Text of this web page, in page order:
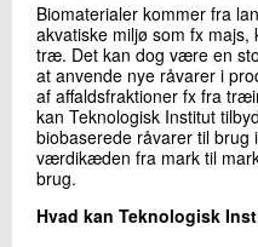
Biomaterialer kommer fra
akvatiske miljø som fx
træ. Det kan dog være en
at anvende nye råvarer i
af affaldsfraktioner fx fra
kan Teknologisk Institut
biobaserede råvarer til brug
værdikæden fra mark til
brug.
Hvad kan Teknologisk